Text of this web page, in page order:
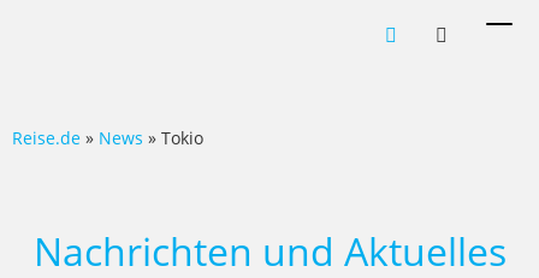
Reise.de » News » Tokio
Nachrichten und Aktuelles